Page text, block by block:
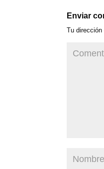
Enviar
Tu dirección